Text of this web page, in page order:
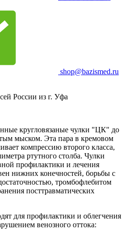
shop@bazismed.ru
России из г. Уфа
кругловязаные чулки "ЦК" до
мыском. Эта пара в кремовом
компрессию второго класса,
ртутного столба. Чулки
профилактики и лечения
нижних конечностей, борьбы с
тромбофлебитом
посттравматических
для профилактики и облегчения
венозного оттока: